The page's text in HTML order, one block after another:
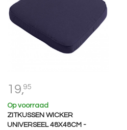
19,95
Op voorraad
ZITKUSSEN WICKER
UNIVERSEEL 48X48CM -